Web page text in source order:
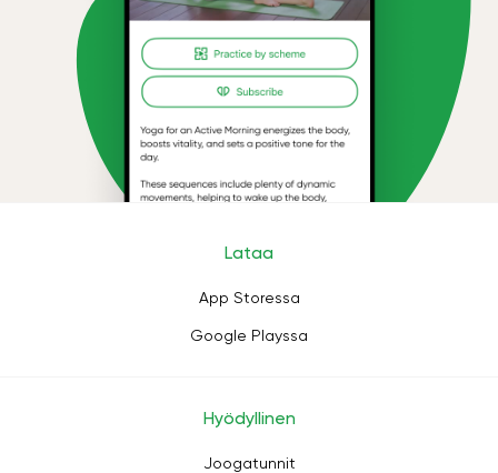
Lataa
App Storessa
Google Playssa
Hyödyllinen
Joogatunnit